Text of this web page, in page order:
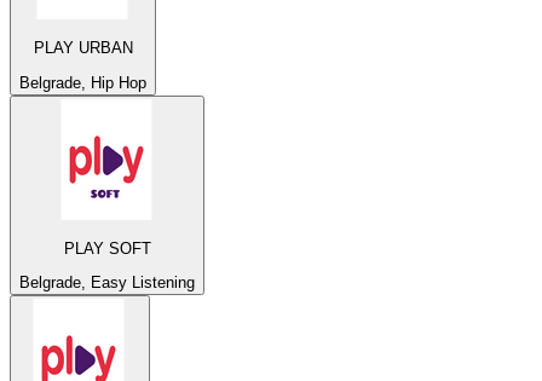
PLAY URBAN
Belgrade, Hip Hop
PLAY SOFT
Belgrade, Easy Listening